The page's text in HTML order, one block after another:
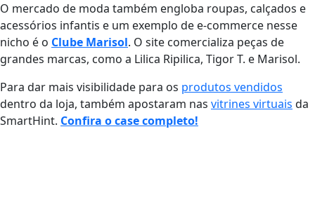
O mercado de moda também engloba roupas, calçados e
acessórios infantis e um exemplo de e-commerce nesse
nicho é o Clube Marisol. O site comercializa peças de
grandes marcas, como a Lilica Ripilica, Tigor T. e Marisol.
Para dar mais visibilidade para os produtos vendidos
dentro da loja, também apostaram nas vitrines virtuais da
SmartHint. Confira o case completo!